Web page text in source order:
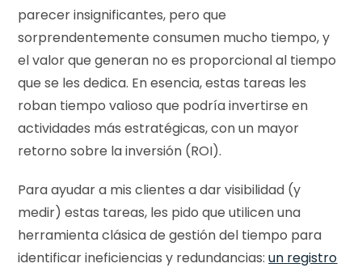
parecer insignificantes, pero que
sorprendentemente consumen mucho tiempo, y
el valor que generan no es proporcional al tiempo
que se les dedica. En esencia, estas tareas les
roban tiempo valioso que podría invertirse en
actividades más estratégicas, con un mayor
retorno sobre la inversión (ROI).
Para ayudar a mis clientes a dar visibilidad (y
medir) estas tareas, les pido que utilicen una
herramienta clásica de gestión del tiempo para
identificar ineficiencias y redundancias:un registro